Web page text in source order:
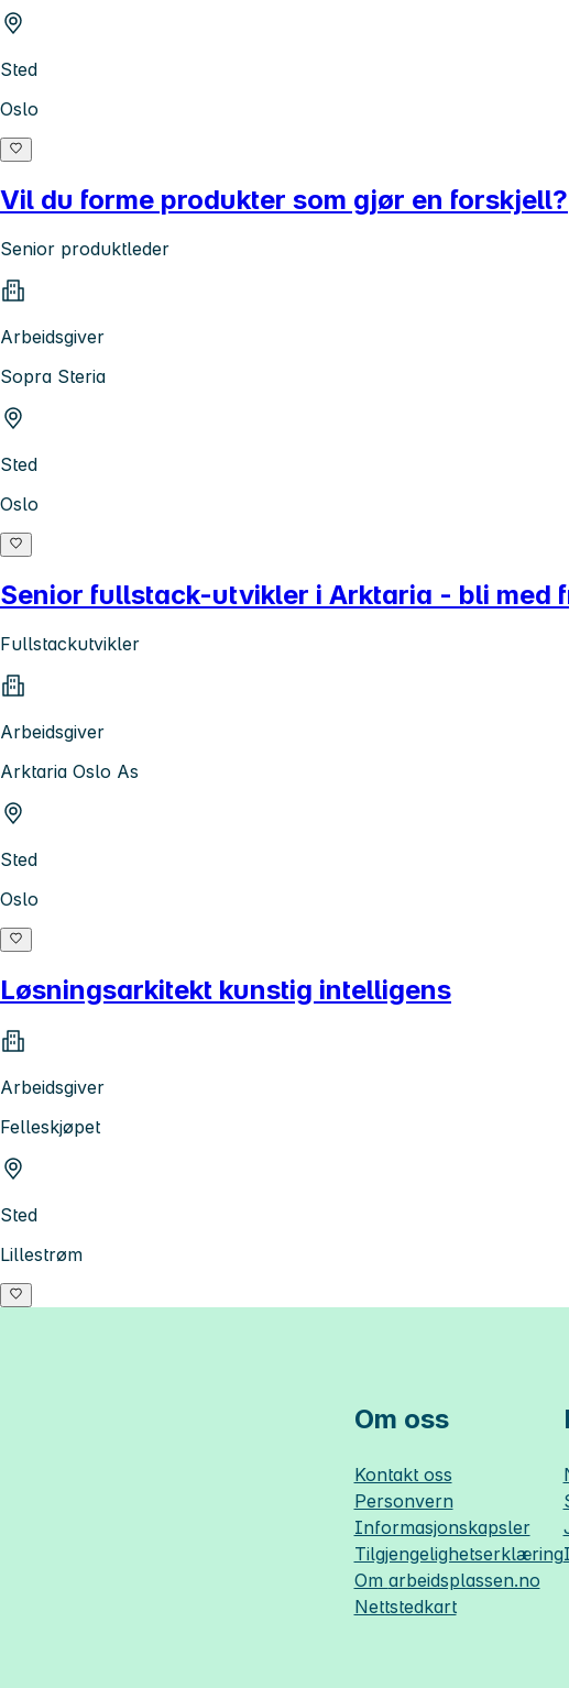
Sted
Oslo
Vil du forme produkter som gjør en forskjell?
Senior produktleder
Arbeidsgiver
Sopra Steria
Sted
Oslo
Senior fullstack-utvikler i Arktaria - bli med
Fullstackutvikler
Arbeidsgiver
Arktaria Oslo As
Sted
Oslo
Løsningsarkitekt kunstig intelligens
Arbeidsgiver
Felleskjøpet
Sted
Lillestrøm
Om oss
Kontakt oss
Personvern
Informasjonskapsler
Tilgjengelighetserklæring
Om arbeidsplassen.no
Nettstedkart